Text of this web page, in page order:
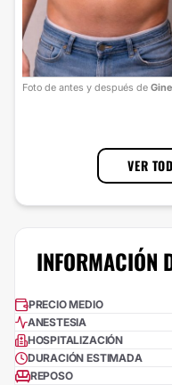
Foto de antes y después de
VER
INFORMACIÓN
PRECIO MEDIO
ANESTESIA
HOSPITALIZACIÓN
DURACIÓN ESTIMADA
REPOSO